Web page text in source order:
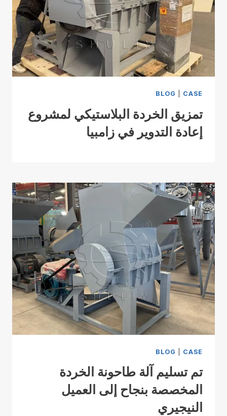
BLOG CASE
تمزيق الخردة البلاستيكي لمشروع
إعادة التدوير في زامبيا
BLOG CASE
تم تسليم آلة طاحونة الخردة
المخصصة بنجاح إلى العميل
النيجيري